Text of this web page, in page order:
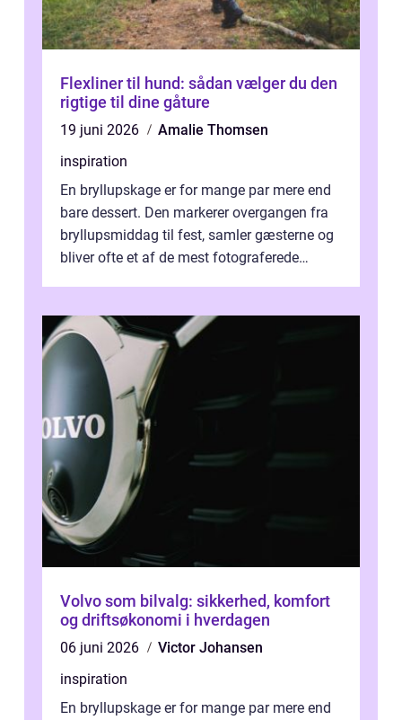
Flexliner til hund: sådan vælger du den
rigtige til dine gåture
19 juni 2026
Amalie Thomsen
inspiration
En bryllupskage er for mange par mere end
bare dessert. Den markerer overgangen fra
bryllupsmiddag til fest, samler gæsterne og
bliver ofte et af de mest fotograferede
Volvo som bilvalg: sikkerhed, komfort
og driftsøkonomi i hverdagen
06 juni 2026
Victor Johansen
inspiration
En bryllupskage er for mange par mere end